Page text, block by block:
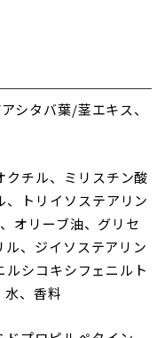
シタバ葉/茎エキス、
クチル、ミリスチン酸
、トリイソステアリン
オリーブ油、グリセ
ル、ジイソステアリン
シコキシフェニルト
水、香料